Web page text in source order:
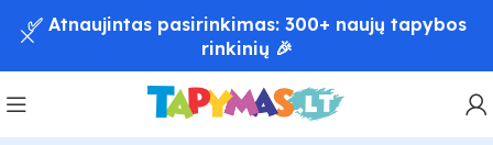
✅ Atnaujintas pasirinkimas: 300+ naujų tapybos
rinkinių 🎉